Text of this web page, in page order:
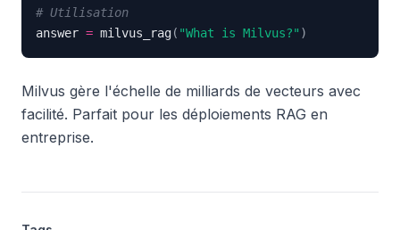
# Utilisation
answer = milvus_rag( "What is Milvus?" )
Milvus gère l'échelle de milliards de vecteurs avec
facilité. Parfait pour les déploiements RAG en
entreprise.